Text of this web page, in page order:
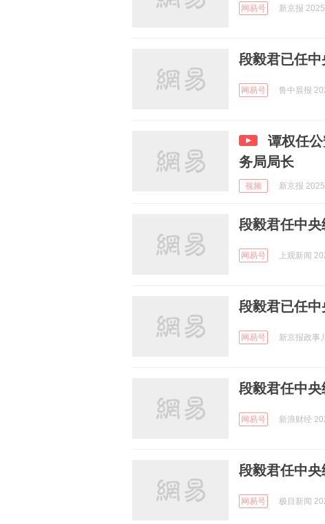
网易号 新京报
段毅君已任
网易号 鲁中晨报
谭权任公安部部
务局局长
视频 新京报
段毅君任中
网易号 上观新闻
段毅君已任
网易号 新京报政事
段毅君任中
网易号 新浪财经
段毅君任中
网易号 极目新闻